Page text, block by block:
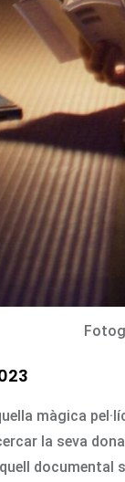
màgica
la seva
documental